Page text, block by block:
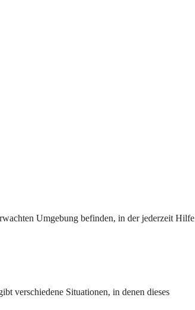
Umgebung befinden, in der jederzeit Hilfe
verschiedene Situationen, in denen dieses